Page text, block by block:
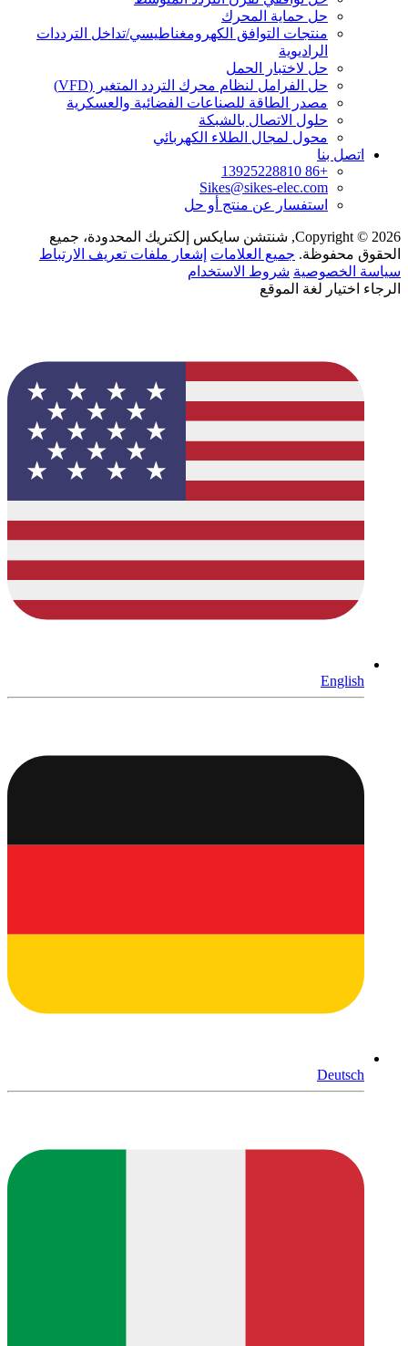
حل حماية المحرك
منتجات التوافق الكهرومغناطيسي/تداخل الترددات
الراديوية
حل لاختبار الحمل
حل الفرامل لنظام محرك التردد المتغير (VFD)
مصدر الطاقة للصناعات الفضائية والعسكرية
حلول الاتصال بالشبكة
محول لمجال الطلاء الكهربائي
اتصل بنا
+86 13925228810
Sikes@sikes-elec.com
استفسار عن منتج أو حل
Copyright © 2026, شنتشن سايكس إلكتريك المحدودة، جميع
الحقوق محفوظة. جميع العلامات إشعار ملفات تعريف الارتباط
سياسة الخصوصية شروط الاستخدام
الرجاء اختيار لغة الموقع
English
Deutsch